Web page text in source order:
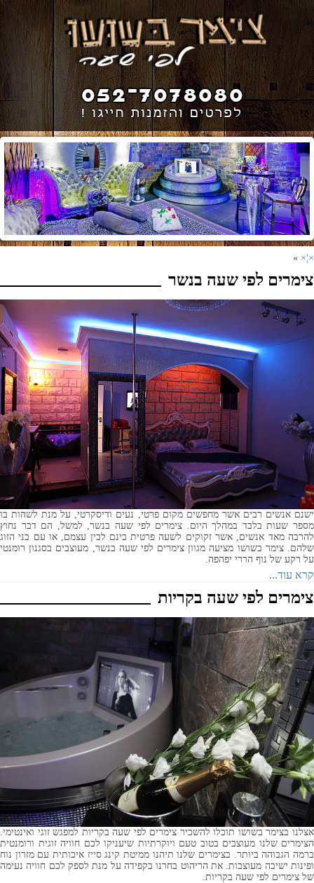
×¦×
»
צימרים לפי שעה בנשר
ישנם אנשים רבים אשר מחפשים מקום פרטי, נעים ודיסקרטי, על מנת לשהות בו
מספר שעות בלבד במהלך היום. צימרים לפי שעה בנשר, למשל, הם דבר נחוץ
להרבה מאד אנשים, אשר זקוקים לשעה פרטית בינם לבין עצמם, או עם בני הזוג
שלהם. צימר בשושו מציעה מגוון צימרים לפי שעה בנשר, מעוצבים בסגנון רומנטי
על רקע של נוף הררי יפהפה.
קרא עוד...
צימרים לפי שעה בקריות
אצלנו בצימר בשושו תוכלו להשכיר צימרים לפי שעה בקריות למפגש זוגי ואינטימי.
הצימרים שלנו מעוצבים בטוב טעם ויוקרתיות שיעניקו לכם חוויה זוגית ורומנטית
ברמה הגבוהה ביותר. בצימרים שלנו תיהנו ממיטת קינג סייז איכותית עם מזרון נוח
ופינות ישיבה מעוצבות. את הריהוט בחרנו בקפידה על מנת לספק לכם חוויה נעימה
של צימרים לפי שעה בקריות.